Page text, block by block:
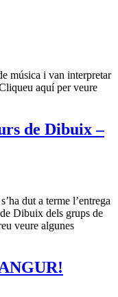
música i van interpretar
aquí per veure
de Dibuix –
dut a terme l’entrega
Dibuix dels grups de
veure algunes